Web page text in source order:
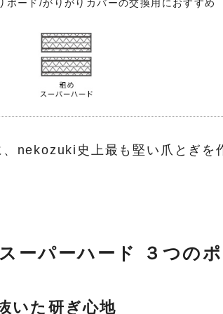
ボード/がりがりカバーの交換用におすすめ
nekozuki史上最も堅い爪とぎを
ーパーハード ３つのポ
いた研ぎ心地